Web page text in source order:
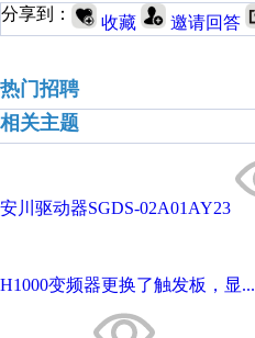
分享到：
收藏 邀请回答
热门招聘
相关主题
安川驱动器SGDS-02A01AY23
H1000变频器更换了触发板，显...